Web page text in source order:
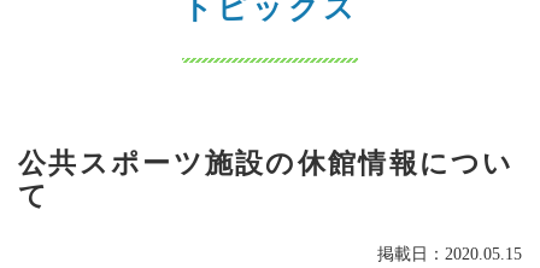
トピックス
公共スポーツ施設の休館情報につい
て
掲載日：2020.05.15